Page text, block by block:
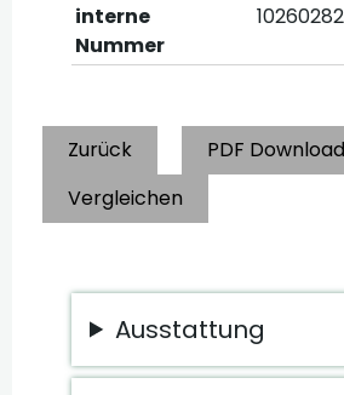
interne
Nummer
10260282
Zurück
PDF Download
Vergleichen
Ausstattung